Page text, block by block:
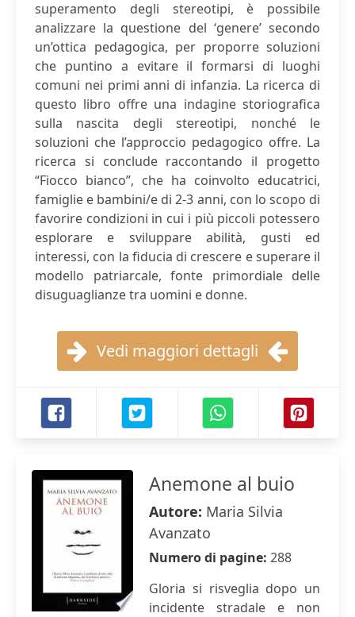
superamento degli stereotipi, è possibile
analizzare la questione del ‘genere’ secondo
un’ottica pedagogica, per proporre soluzioni
che puntino a evitare il formarsi di luoghi
comuni nei primi anni di infanzia. La ricerca di
questo libro offre una indagine storiografica
sulla nascita degli stereotipi, nonché le
soluzioni che l’approccio pedagogico offre. La
ricerca si conclude raccontando il progetto
“Fiocco bianco”, che ha coinvolto educatrici,
famiglie e bambini/e di 2-3 anni, con lo scopo di
favorire condizioni in cui i più piccoli potessero
esplorare e sviluppare abilità, gusti ed
interessi, con la fiducia di crescere e superare il
modello patriarcale, fonte primordiale delle
disuguaglianze tra uomini e donne.
Vedi maggiori dettagli
Anemone al buio
Autore: Maria Silvia
Avanzato
Numero di pagine: 288
Gloria si risveglia dopo un
incidente stradale e non